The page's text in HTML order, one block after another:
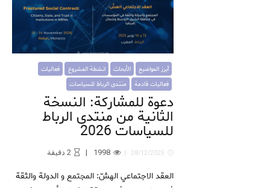
أبرز المواضيع الأبحاث انشطة المشروع
فعاليات
فعاليات قادمة
منتدى الرباط للسياسات
دعوة للمشاركة: النسخة
الثانية من منتدى الرباط
للسياسات 2026
28/12/2025
1998
2دقيقة
العقد الاجتماعي الهشّ: المجتمع و الدولة والثقة